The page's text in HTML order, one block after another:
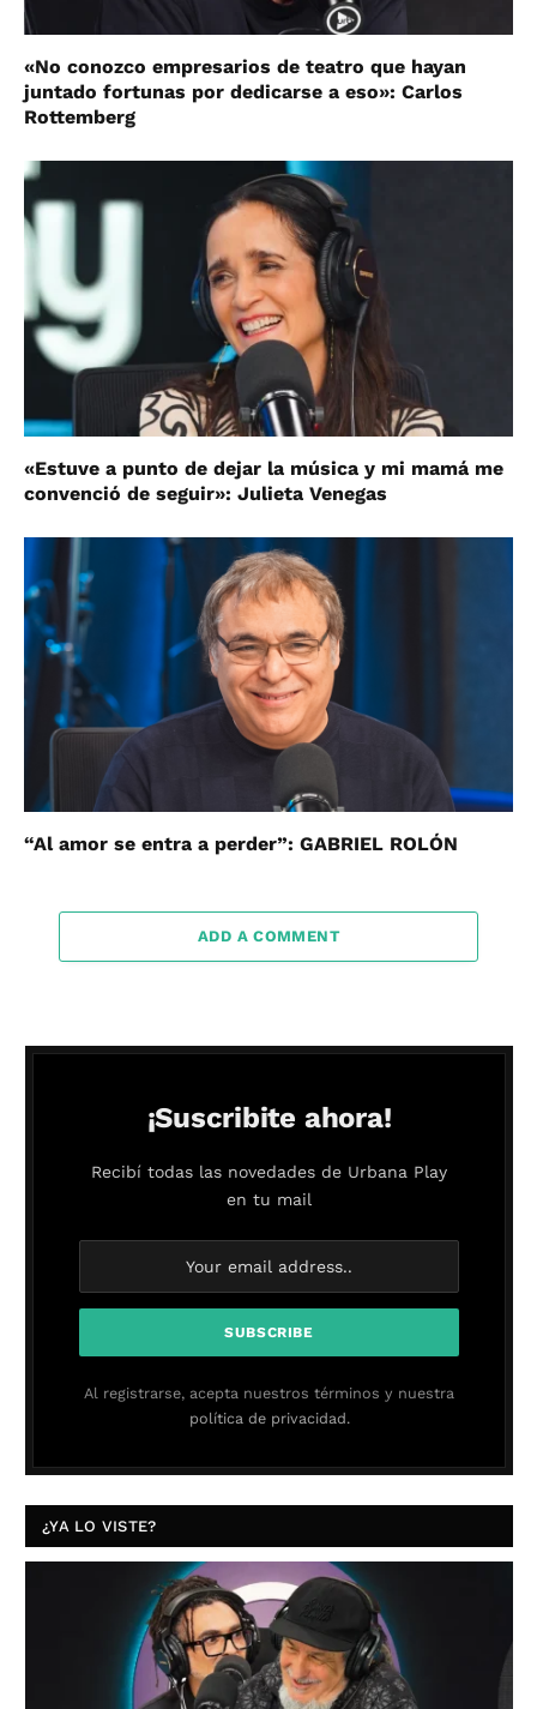
«No conozco empresarios de teatro que hayan
juntado fortunas por dedicarse a eso»: Carlos
Rottemberg
«Estuve a punto de dejar la música y mi mamá me
convenció de seguir»: Julieta Venegas
“Al amor se entra a perder”: GABRIEL ROLÓN
ADD A COMMENT
¡Suscribite ahora!
Recibí todas las novedades de Urbana Play
en tu mail
Al registrarse, acepta nuestros términos y nuestra
política de privacidad.
¿YA LO VISTE?